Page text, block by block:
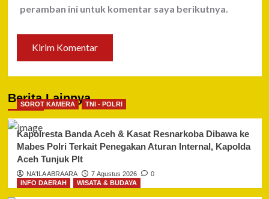
peramban ini untuk komentar saya berikutnya.
Berita Lainnya
SOROT KAMERA TNI - POLRI
Kapolresta Banda Aceh & Kasat Resnarkoba Dibawa ke
Mabes Polri Terkait Penegakan Aturan Internal, Kapolda
Aceh Tunjuk Plt
NA'ILA ABRAARA 7 Agustus 2026
0
INFO DAERAH
WISATA & BUDAYA